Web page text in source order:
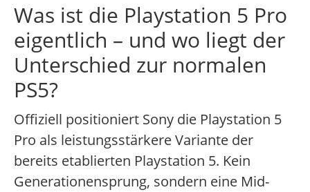
Was ist die Playstation 5 Pro
eigentlich – und wo liegt der
Unterschied zur normalen
PS5?
Offiziell positioniert Sony die Playstation 5
Pro als leistungsstärkere Variante der
bereits etablierten Playstation 5. Kein
Generationensprung, sondern eine Mid-